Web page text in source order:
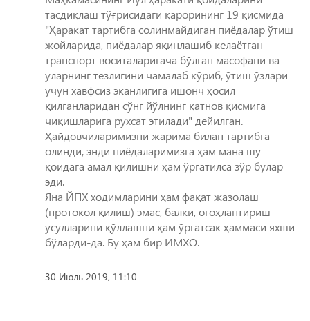
тасдиқлаш тўғрисидаги қарорининг 19 қисмида
"Ҳаракат тартибга солинмайдиган пиёдалар ўтиш
жойларида, пиёдалар яқинлашиб келаётган
транспорт воситаларигача бўлган масофани ва
уларнинг тезлигини чамалаб кўриб, ўтиш ўзлари
учун хавфсиз эканлигига ишонч ҳосил
қилганларидан сўнг йўлнинг қатнов қисмига
чиқишларига рухсат этилади" дейилган.
Ҳайдовчиларимизни жарима билан тартибга
олинди, энди пиёдаларимизга ҳам мана шу
қоидага амал қилишни ҳам ўргатилса зўр булар
эди.
Яна ЙПХ ходимларини ҳам фақат жазолаш
(протокол қилиш) эмас, балки, огоҳлантириш
усулларини қўллашни ҳам ўргатсак ҳаммаси яхши
бўларди-да. Бу ҳам бир ИМХО.
30 Июль 2019, 11:10